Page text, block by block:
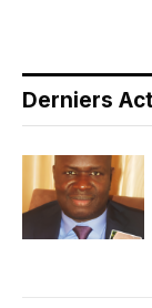
Derniers